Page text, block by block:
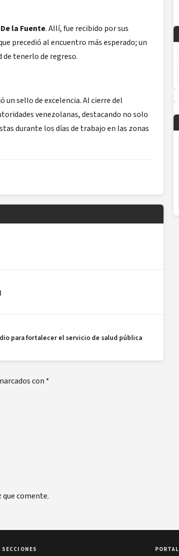
la Fuente. Allí, fue recibido por sus
precedió al encuentro más esperado; un
de tenerlo de regreso.
un sello de excelencia. Al cierre del
venezolanas, destacando no solo
durante los días de trabajo en las zonas
para fortalecer el servicio de salud pública
con *
comente.
SECCIONES PORTAL